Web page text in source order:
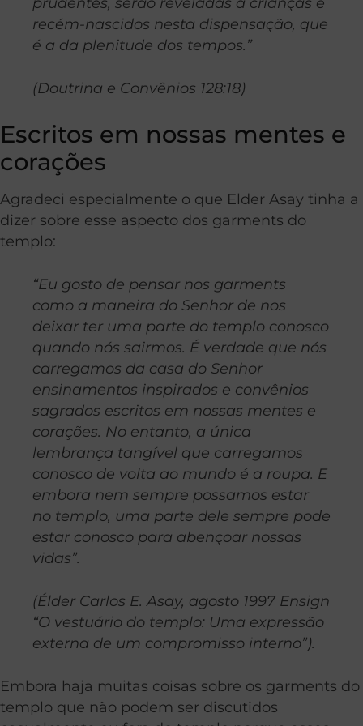
recém-nascidos nesta dispensação, que
é a da plenitude dos tempos.”
(Doutrina e Convênios 128:18)
Escritos em nossas mentes e
corações
Agradeci especialmente o que Elder Asay tinha a
dizer sobre esse aspecto dos garments do
templo:
“Eu gosto de pensar nos garments
como a maneira do Senhor de nos
deixar ter uma parte do templo conosco
quando nós sairmos. É verdade que nós
carregamos da casa do Senhor
ensinamentos inspirados e convênios
sagrados escritos em nossas mentes e
corações. No entanto, a única
lembrança tangível que carregamos
conosco de volta ao mundo é a roupa. E
embora nem sempre possamos estar
no templo, uma parte dele sempre pode
estar conosco para abençoar nossas
vidas”.
(Élder Carlos E. Asay, agosto 1997 Ensign
“O vestuário do templo: Uma expressão
externa de um compromisso interno”).
Embora haja muitas coisas sobre os garments do
templo que não podem ser discutidos